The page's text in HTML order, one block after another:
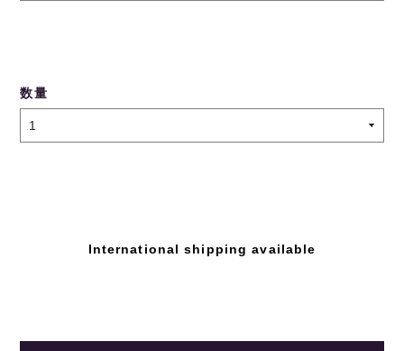
数量
International shipping available